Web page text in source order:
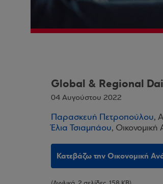
Global & Regional
04 Αυγούστου 2022
Παρασκευή Πετροπούλου,
Έλια Τσιαμπάου,
Κατεβάζω την Οικονομική